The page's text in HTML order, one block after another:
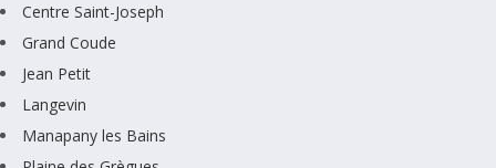
Centre Saint-Joseph
Grand Coude
Jean Petit
Langevin
Manapany les Bains